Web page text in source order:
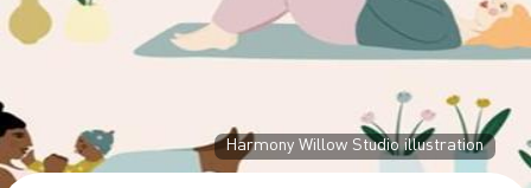
Harmony Willow Studio illustration